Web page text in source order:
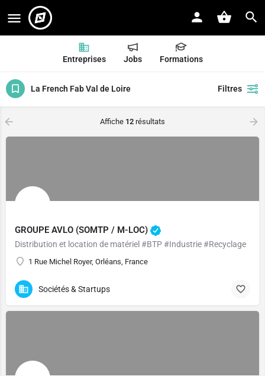
Entreprises Jobs Formations
La French Fab Val de Loire Filtres
Affiche 12 résultats
GROUPE AVLO (SOMTP / M-LOC)
Distribution et location de matériel #BTP #Industrie #Recyclage
1 Rue Michel Royer, Orléans, France
Sociétés & Startups